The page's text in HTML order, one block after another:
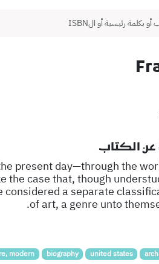
عن الكتاب
present day—through the
the case that, though
a separate
of art, a genre unto
united states
biography
modern